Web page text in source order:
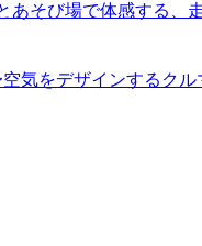
そび場で体感する、
気をデザインするクル